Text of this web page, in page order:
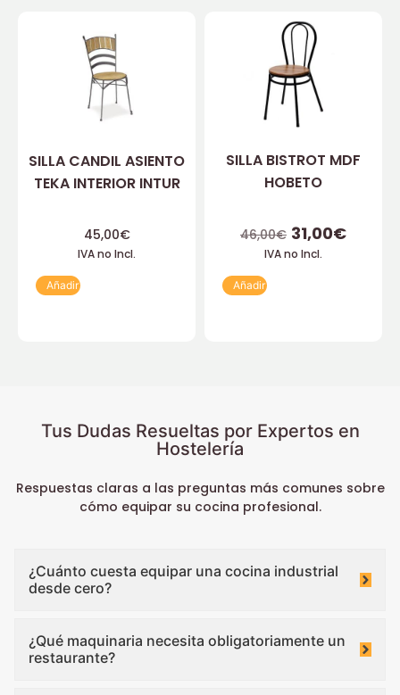
SILLA CANDIL ASIENTO
TEKA INTERIOR INTUR
45,00€
IVA no Incl.
Añadir
SILLA BISTROT MDF
HOBETO
46,00€ 31,00€
IVA no Incl.
Añadir
Tus Dudas Resueltas por Expertos en
Hostelería
Respuestas claras a las preguntas más comunes sobre
cómo equipar su cocina profesional.
¿Cuánto cuesta equipar una cocina industrial
desde cero?
¿Qué maquinaria necesita obligatoriamente un
restaurante?